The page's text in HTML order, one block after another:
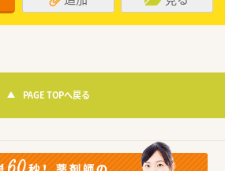
PAGE TOPへ戻る